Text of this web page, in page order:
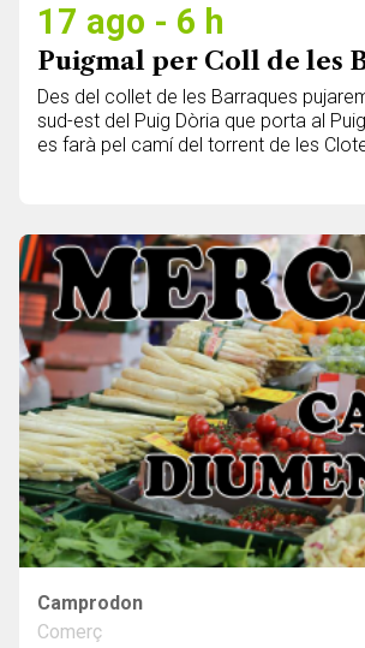
17 ago - 6 h
Puigmal per Coll de les
Des del collet de les Barraques
sud-est del Puig Dòria que porta al
es farà pel camí del torrent de les
Camprodon
Comerç